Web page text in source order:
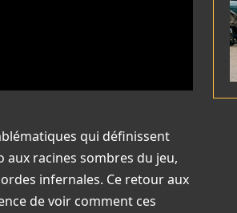
qui définissent
aux racines sombres du jeu,
infernales. Ce retour aux
de voir comment ces